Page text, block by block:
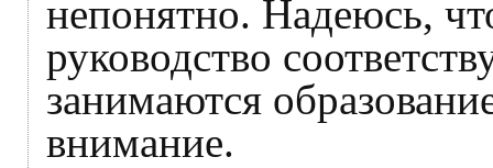
непонятно. Надеюсь,
руководство
занимаются
внимание.